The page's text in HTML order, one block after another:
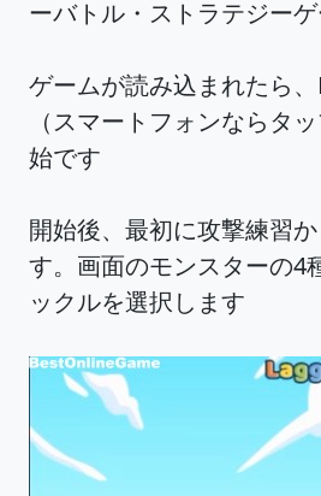
ーバトル・ストラテジー
ゲームが読み込まれたら、
（スマートフォンならタ
始です
開始後、最初に攻撃練習
す。画面のモンスターの4
ックルを選択します